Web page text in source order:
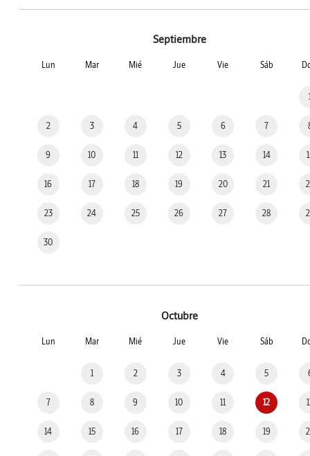
Septiembre
Lun Mar Mié Jue Vie Sáb
2 3 4 5 6 7
9 10 11 12 13 14
16 17 18 19 20 21
23 24 25 26 27 28
30
Octubre
Lun Mar Mié Jue Vie Sáb
1 2 3 4 5
7 8 9 10 11 12
14 15 16 17 18 19